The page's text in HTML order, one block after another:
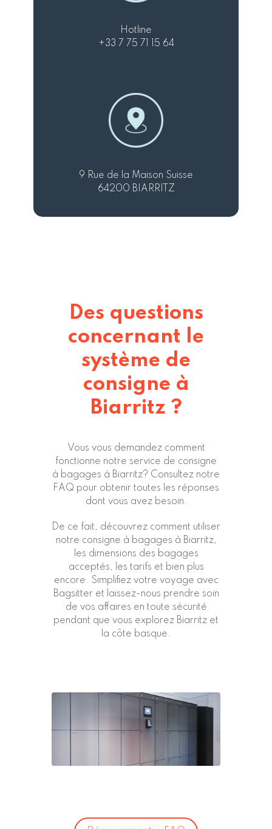
Hotline
+33 7 75 71 15 64
9 Rue de la Maison Suisse
64200 BIARRITZ
Des questions
concernant le
système de
consigne à
Biarritz ?
Vous vous demandez comment
fonctionne notre service de consigne
à bagages à Biarritz? Consultez notre
FAQ pour obtenir toutes les réponses
dont vous avez besoin.
De ce fait, découvrez comment utiliser
notre consigne à bagages à Biarritz,
les dimensions des bagages
acceptés, les tarifs et bien plus
encore. Simplifiez votre voyage avec
Bagsitter et laissez-nous prendre soin
de vos affaires en toute sécurité
pendant que vous explorez Biarritz et
la côte basque.